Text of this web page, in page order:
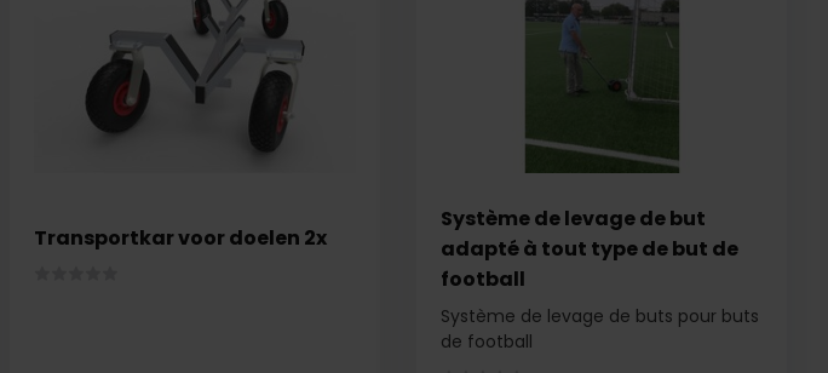
Transportkar voor doelen 2x
Système de levage de but
adapté à tout type de but de
football
Système de levage de buts pour buts
de football